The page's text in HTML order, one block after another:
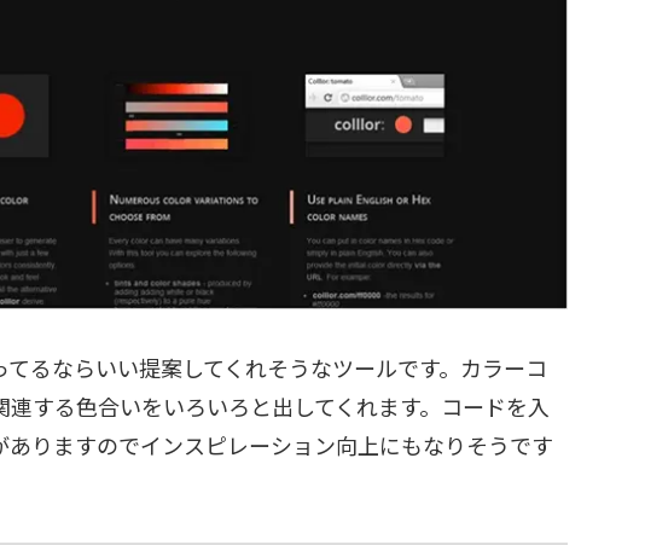
るならいい提案してくれそうなツールです。カラーコ
する色合いをいろいろと出してくれます。コードを入
ありますのでインスピレーション向上にもなりそうです